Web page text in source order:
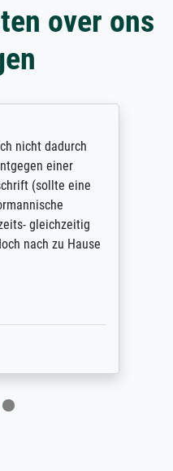
over ons
nicht dadurch
einer
(sollte eine
gleichzeitig
nach zu Hause